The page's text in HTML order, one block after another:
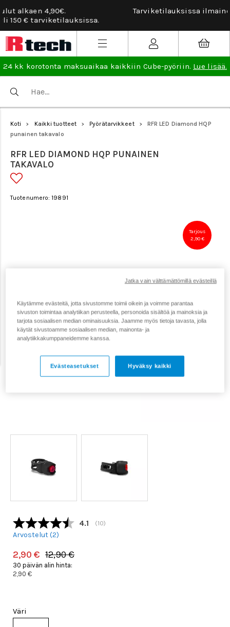
Tarviketilauksissa ilmainen vaihto- ja palautusoikeus.Lue
24 kk korotonta maksuaikaa kaikkiin Cube-pyöriin. Lue lisää.
Koti > Kaikki tuotteet > Pyörätarvikkeet >
RFR LED Diamond HQP
punainen takavalo
RFR LED DIAMOND HQP PUNAINEN
TAKAVALO
Tuotenumero: 19891
Tarjous
2,90 €
Keskimääräinen luokitus:
4.1 (äänet:
10)
Arvostelut (2)
2,90 € 12,90 €
30 päivän alin hinta:
2,90 €
Väri
Käytämme evästeitä, jotta sivustomme toimii oikein ja voimme parantaa
sivuston toimintaa analytiikan perusteella, personoida sisältöä ja mainoksia ja
tarjota sosiaalisen median ominaisuuksia. Jaamme myös tietoja tavasta, jolla
käytät sivustoamme sosiaalisen median, mainonta- ja
analytiikkakumppaneidemme kanssa.
Hyväksy kaikki
Evästeasetukset
Jatka vain välttämättömillä evästeillä